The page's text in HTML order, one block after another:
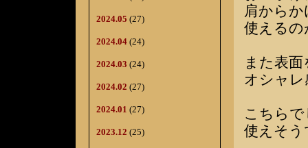
2024.05 (27)
2024.04 (24)
2024.03 (24)
2024.02 (27)
2024.01 (27)
2023.12 (25)
肩から
使える
また表
オシャ
こちら
使えそう